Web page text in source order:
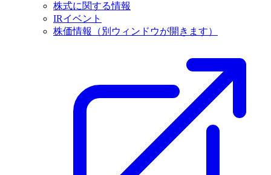
株式に関する情報
IRイベント
株価情報
（別ウィンドウが開きます）